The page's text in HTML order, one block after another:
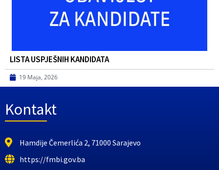
LISTA USPJEŠNIH KANDIDATA
19 Maja, 2026
Kontakt
Hamdije Čemerlića 2, 71000 Sarajevo
https://fmbi.gov.ba